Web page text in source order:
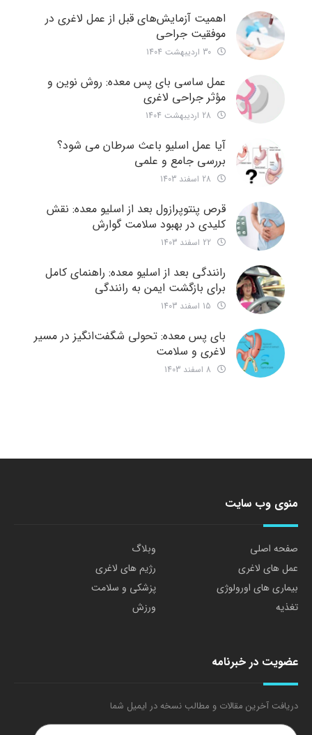
اهمیت آزمایش‌های قبل از عمل لاغری در
موفقیت جراحی
عمل ساسی بای پس معده: روش نوین و
مؤثر جراحی لاغری
آیا عمل اسلیو باعث سرطان می شود؟
بررسی جامع و علمی
قرص پنتوپرازول بعد از اسلیو معده: نقش
کلیدی در بهبود سلامت گوارش
رانندگی بعد از اسلیو معده: راهنمای کامل
برای بازگشت ایمن به رانندگی
بای پس معده: تحولی شگفت‌انگیز در مسیر
لاغری و سلامت
منوی وب سایت
صفحه اصلی
وبلاگ
عمل های لاغری
رژیم های لاغری
بیماری های اورولوژی
پزشکی و سلامت
تغذیه
ورزش
عضویت در خبرنامه
دریافت آخرین مقالات و مطالب نسخه در ایمیل شما